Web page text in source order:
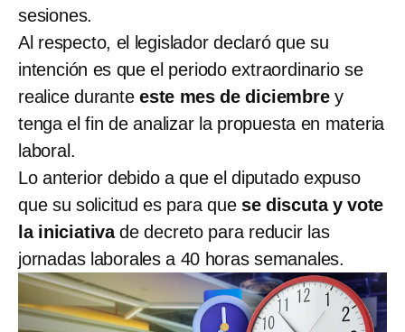
sesiones.
Al respecto, el legislador declaró que su
intención es que el periodo extraordinario se
realice duranteeste mes de diciembrey
tenga el fin de analizar la propuesta en materia
laboral.
Lo anterior debido a que el diputado expuso
que su solicitud es para que se discuta y vote
la iniciativade decreto para reducir las
jornadas laborales a 40 horas semanales.